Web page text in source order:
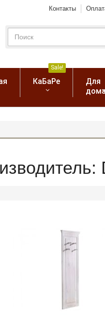
Контакты
КаБаРе
Sale!
Для
дома